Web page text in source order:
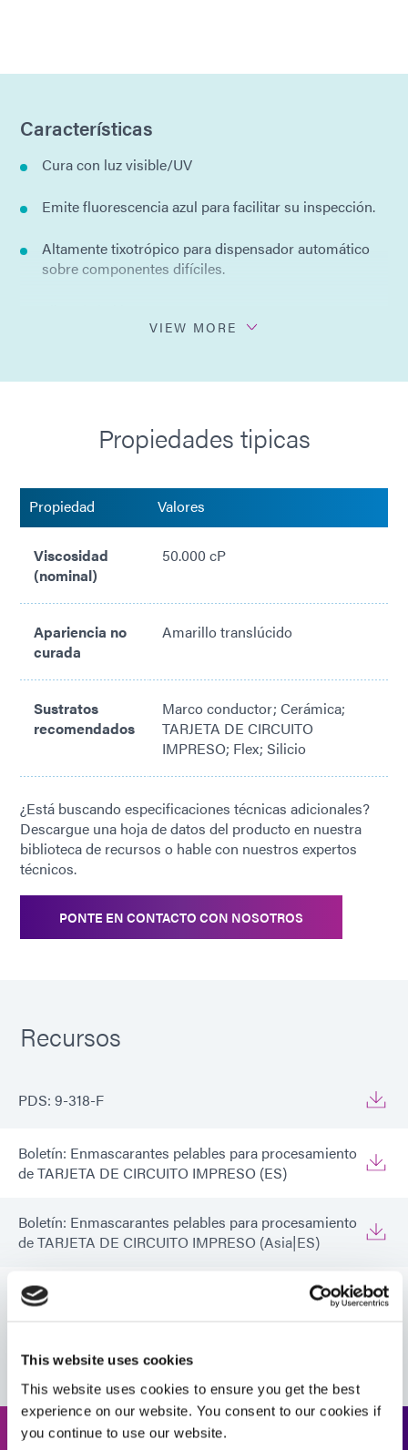
This website uses cookies
This website uses cookies to ensure you get the best
experience on our website. You consent to our cookies if
you continue to use our website.
Características
Cura con luz visible/UV
Emite fluorescencia azul para facilitar su inspección.
Altamente tixotrópico para dispensador automático
sobre componentes difíciles.
Adherencia media para pelar
Cumple con las directivas RoHS2 2015/863/UE
VIEW MORE
Propiedades tipicas
Propiedad Valores
Viscosidad
(nominal)
50.000 cP
Apariencia no
curada
Amarillo translúcido
Sustratos
recomendados
Marco conductor; Cerámica;
TARJETA DE CIRCUITO
IMPRESO; Flex; Silicio
¿Está buscando especificaciones técnicas adicionales?
Descargue una hoja de datos del producto en nuestra
biblioteca de recursos o hable con nuestros expertos
técnicos.
PONTE EN CONTACTO CON NOSOTROS
Recursos
PDS: 9-318-F
Boletín: Enmascarantes pelables para procesamiento
de TARJETA DE CIRCUITO IMPRESO (ES)
Boletín: Enmascarantes pelables para procesamiento
de TARJETA DE CIRCUITO IMPRESO (Asia|ES)
Boletín: Enmascarantes pelables para procesamiento
de TARJETA DE CIRCUITO IMPRESO (Europa|ES)
Guía: Selector de productos de Asia (Asia|ES)
Guía: Guía de selección de productos de Asia
(Asia|CN)